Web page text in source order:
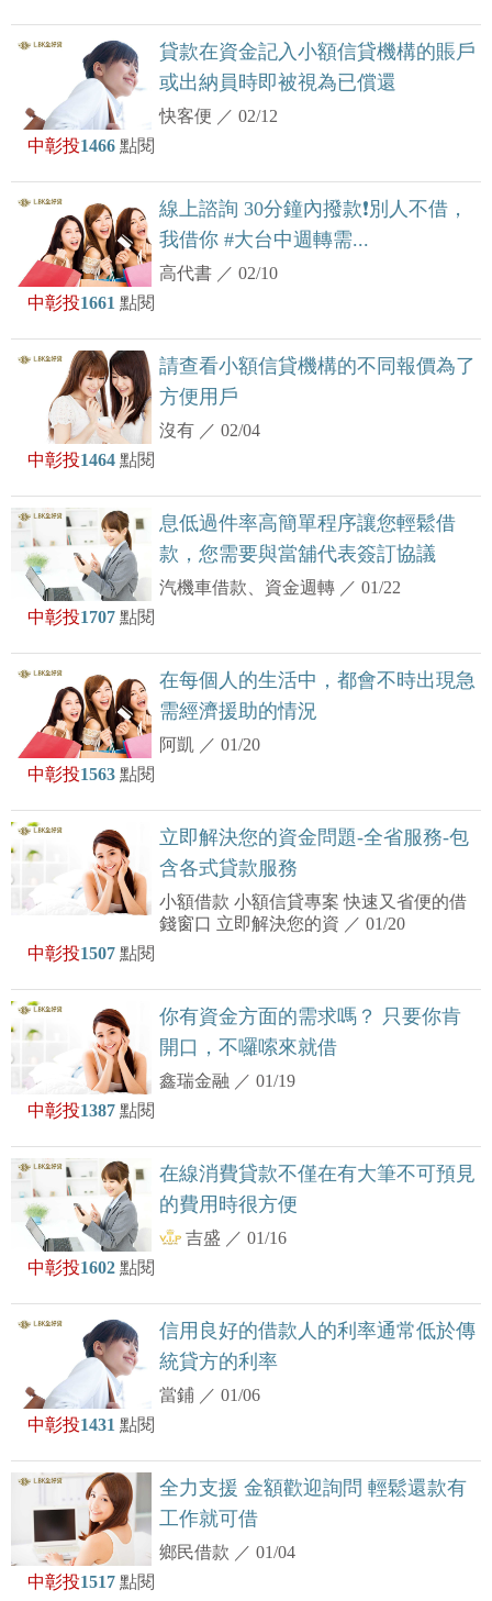
貸款在資金記入小額信貸機構的賬戶
或出納員時即被視為已償還
快客便 ／02/12
中彰投1466 點閱
線上諮詢 30分鐘內撥款❗️別人不借，
我借你 #大台中週轉需...
高代書 ／02/10
中彰投1661 點閱
請查看小額信貸機構的不同報價為了
方便用戶
沒有 ／02/04
中彰投1464 點閱
息低過件率高簡單程序讓您輕鬆借
款，您需要與當舖代表簽訂協議
汽機車借款、資金週轉 ／01/22
中彰投1707 點閱
在每個人的生活中，都會不時出現急
需經濟援助的情況
阿凱 ／01/20
中彰投1563 點閱
立即解決您的資金問題-全省服務-包
含各式貸款服務
小額借款 小額信貸專案 快速又省便的借
錢窗口 立即解決您的資 ／01/20
中彰投1507 點閱
你有資金方面的需求嗎？ 只要你肯
開口，不囉嗦來就借
鑫瑞金融 ／01/19
中彰投1387 點閱
在線消費貸款不僅在有大筆不可預見
的費用時很方便
吉盛 ／01/16
中彰投1602 點閱
信用良好的借款人的利率通常低於傳
統貸方的利率
當鋪 ／01/06
中彰投1431 點閱
全力支援 金額歡迎詢問 輕鬆還款有
工作就可借
鄉民借款 ／01/04
中彰投1517 點閱